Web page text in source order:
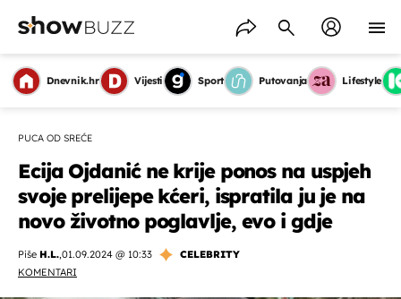
Dnevnik.hr Vijesti Sport Putovanja Lifestyle
PUCA OD SREĆE
Ecija Ojdanić ne krije ponos na uspjeh
svoje prelijepe kćeri, ispratila ju je na
novo životno poglavlje, evo i gdje
Piše H.L.,01.09.2024 @ 10:33
CELEBRITY
KOMENTARI